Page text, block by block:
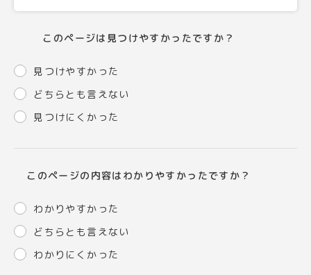
このページは見つけやすかったですか？
見つけやすかった
どちらとも言えない
見つけにくかった
このページの内容はわかりやすかったですか？
わかりやすかった
どちらとも言えない
わかりにくかった